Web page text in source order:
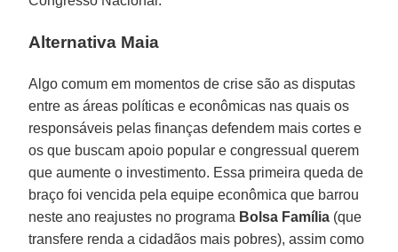
Alternativa Maia
Algo comum em momentos de crise são as disputas
entre as áreas políticas e econômicas nas quais os
responsáveis pelas finanças defendem mais cortes e
os que buscam apoio popular e congressual querem
que aumente o investimento. Essa primeira queda de
braço foi vencida pela equipe econômica que barrou
neste ano reajustes no programa Bolsa Família (que
transfere renda a cidadãos mais pobres), assim como